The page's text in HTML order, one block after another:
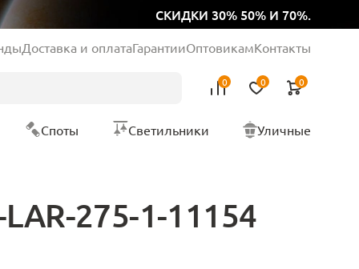
СКИДКИ 30% 50% И 70%.
Доставка и оплатаГарантииОптовикамКонтакты
0 0 0
Споты Светильники Уличные
275-1-11154